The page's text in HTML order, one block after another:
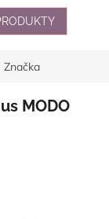
Značka
MODO